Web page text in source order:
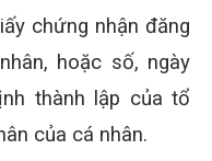
chứng nhận đăng
hoặc số, ngày
thành lập của tổ
của cá nhân.